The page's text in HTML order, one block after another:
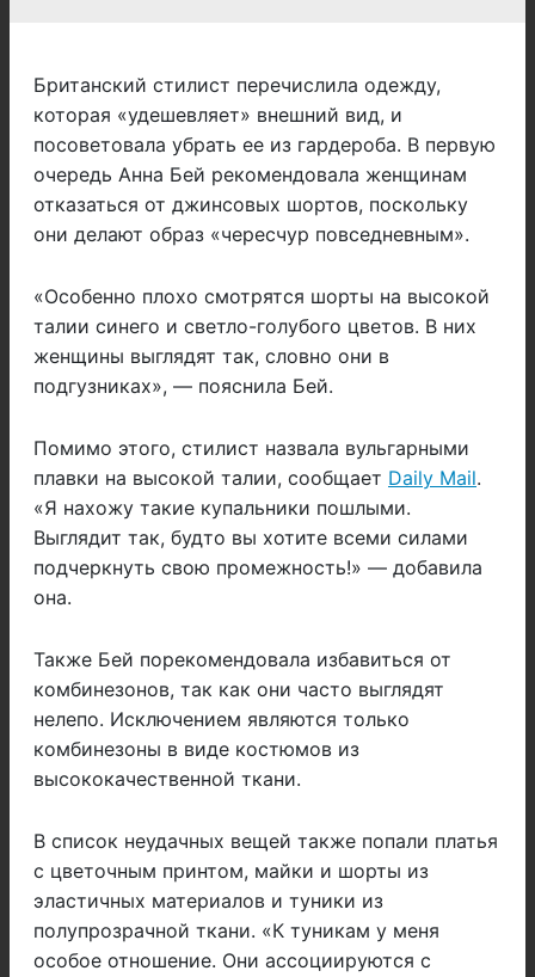
Британский стилист перечислила одежду,
которая «удешевляет» внешний вид, и
посоветовала убрать ее из гардероба. В первую
очередь Анна Бей рекомендовала женщинам
отказаться от джинсовых шортов, поскольку
они делают образ «чересчур повседневным».
«Особенно плохо смотрятся шорты на высокой
талии синего и светло-голубого цветов. В них
женщины выглядят так, словно они в
подгузниках», — пояснила Бей.
Помимо этого, стилист назвала вульгарными
плавки на высокой талии, сообщает Daily Mail.
«Я нахожу такие купальники пошлыми.
Выглядит так, будто вы хотите всеми силами
подчеркнуть свою промежность!» — добавила
она.
Также Бей порекомендовала избавиться от
комбинезонов, так как они часто выглядят
нелепо. Исключением являются только
комбинезоны в виде костюмов из
высококачественной ткани.
В список неудачных вещей также попали платья
с цветочным принтом, майки и шорты из
эластичных материалов и туники из
полупрозрачной ткани. «К туникам у меня
особое отношение. Они ассоциируются с